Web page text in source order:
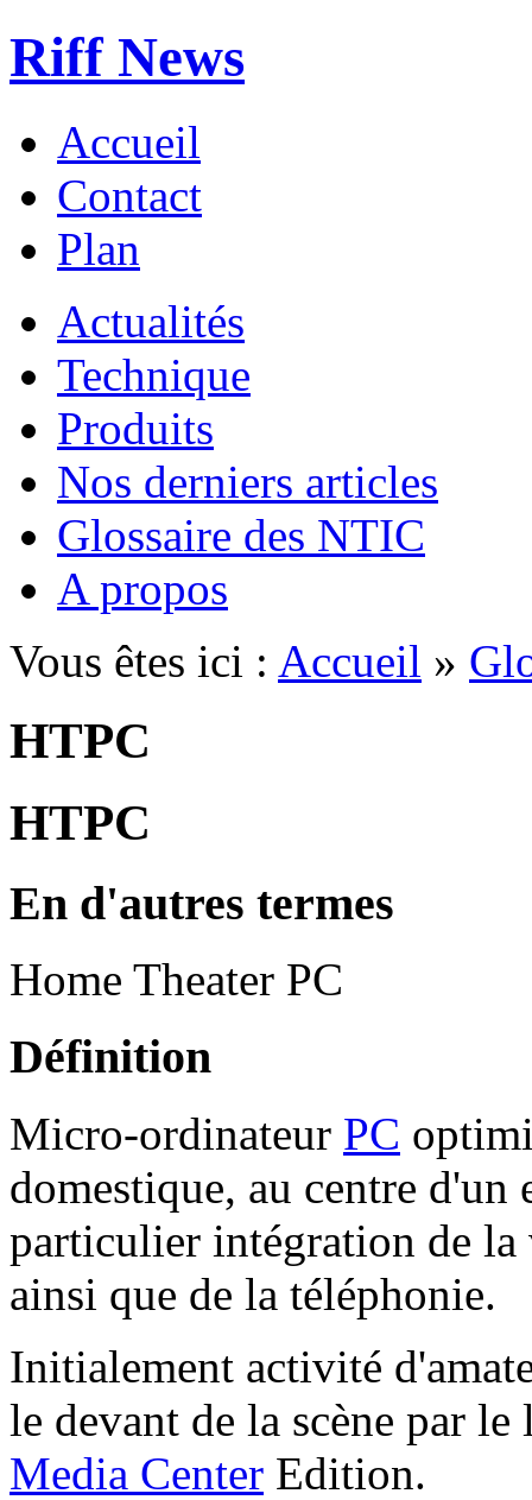
Riff News
Accueil
Contact
Plan
Actualités
Technique
Produits
Nos derniers articles
Glossaire des NTIC
A propos
Vous êtes ici : Accueil »
HTPC
HTPC
En d'autres termes
Home Theater PC
Définition
Micro-ordinateur PC
domestique, au centre d'un
particulier intégration de
ainsi que de la téléphonie.
Initialement activité
le devant de la scène par
Media Center Edition.